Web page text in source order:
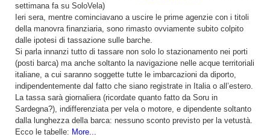
settimana fa su SoloVela)
Ieri sera, mentre cominciavano a uscire le prime agenzie con i titoli
della manovra finanziaria, sono rimasto ovviamente subito colpito
dalle ipotesi di tassazione sulle barche.
Si parla innanzi tutto di tassare non solo lo stazionamento nei porti
(posti barca) ma anche soltanto la navigazione nelle acque territoriali
italiane, a cui saranno soggette tutte le imbarcazioni da diporto,
indipendentemente dal fatto che siano registrate in Italia o all’estero.
La tassa sarà giornaliera (ricordate quanto fatto da Soru in
Sardegna?), indifferenziata per vela o motore, e dipendente soltanto
dalla lunghezza della barca: nessuno sconto previsto per la vetustà.
Ecco le tabelle: More...